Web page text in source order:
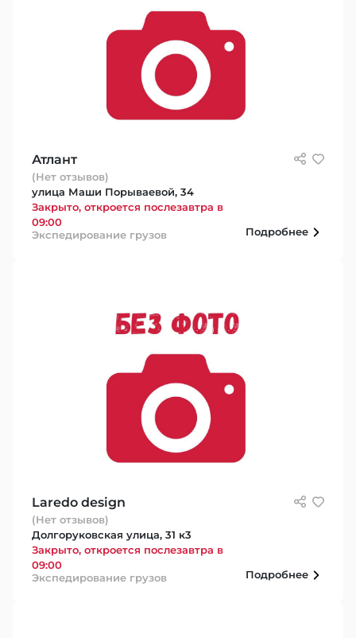
Атлант
(Нет отзывов)
улица Маши Порываевой, 34
Закрыто, откроется послезавтра в
09:00
Экспедирование грузов
Подробнее
Laredo design
(Нет отзывов)
Долгоруковская улица, 31 к3
Закрыто, откроется послезавтра в
09:00
Экспедирование грузов
Подробнее